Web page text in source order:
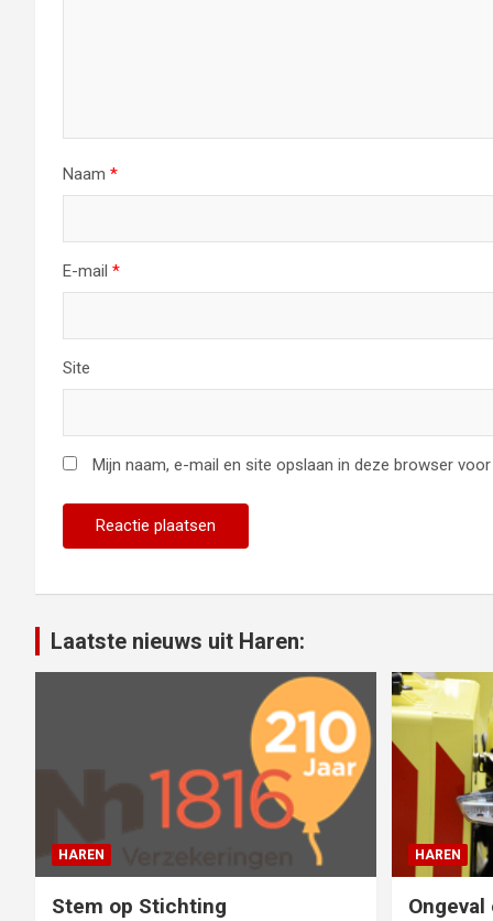
Naam *
E-mail *
Site
Mijn naam, e-mail en site opslaan in deze browser
Laatste nieuws uit Haren:
HAREN
Stem op Stichting
HAREN
Ongeval